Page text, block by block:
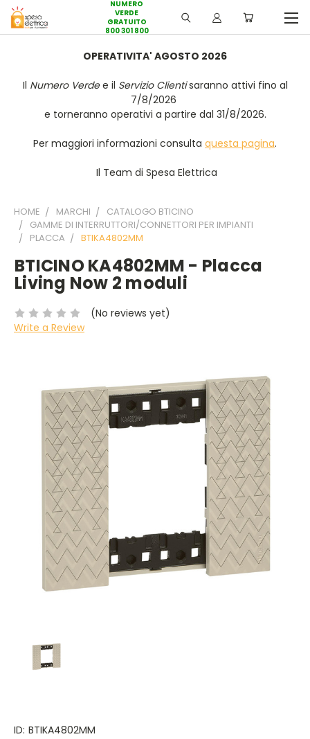
NUMERO
VERDE
GRATUITO
800 301 800
OPERATIVITA' AGOSTO 2026
Il Numero Verdee il Servizio Clientisaranno attivi fino al
7/8/2026
e torneranno operativi a partire dal 31/8/2026.
Per maggiori informazioni consulta questa pagina.
Il Team di Spesa Elettrica
HOME MARCHI
CATALOGO BTICINO
GAMME DI INTERRUTTORI/CONNETTORI PER IMPIANTI
PLACCA
BTIKA4802MM
BTICINO KA4802MM - Placca
Living Now 2 moduli
(No reviews yet)
Write a Review
ID: BTIKA4802MM